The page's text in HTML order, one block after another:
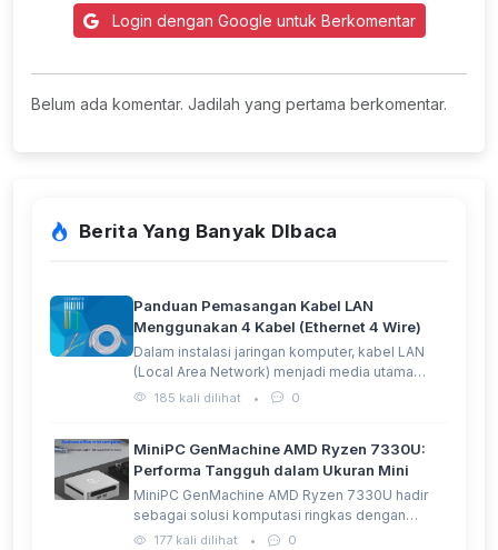
Login dengan Google untuk Berkomentar
Belum ada komentar. Jadilah yang pertama berkomentar.
Berita Yang Banyak DIbaca
Panduan Pemasangan Kabel LAN
Menggunakan 4 Kabel (Ethernet 4 Wire)
Dalam instalasi jaringan komputer, kabel LAN
(Local Area Network) menjadi media utama…
185 kali dilihat • 0
MiniPC GenMachine AMD Ryzen 7330U:
Performa Tangguh dalam Ukuran Mini
MiniPC GenMachine AMD Ryzen 7330U hadir
sebagai solusi komputasi ringkas dengan
performa…
177 kali dilihat • 0